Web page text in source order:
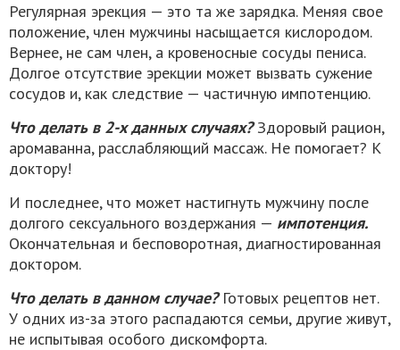
Регулярная эрекция — это та же зарядка. Меняя свое
положение, член мужчины насыщается кислородом.
Вернее, не сам член, а кровеносные сосуды пениса.
Долгое отсутствие эрекции может вызвать сужение
сосудов и, как следствие — частичную импотенцию.
Что делать в 2-х данных случаях?Здоровый рацион,
аромаванна, расслабляющий массаж. Не помогает? К
доктору!
И последнее, что может настигнуть мужчину после
долгого сексуального воздержания — импотенция.
Окончательная и бесповоротная, диагностированная
доктором.
Что делать в данном случае?Готовых рецептов нет.
У одних из-за этого распадаются семьи, другие живут,
не испытывая особого дискомфорта.